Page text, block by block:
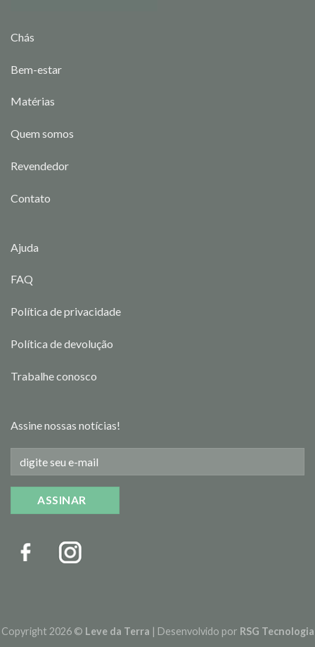
Chás
Bem-estar
Matérias
Quem somos
Revendedor
Contato
Ajuda
FAQ
Política de privacidade
Política de devolução
Trabalhe conosco
Assine nossas notícias!
Copyright 2026 © Leve da Terra | Desenvolvido por RSG Tecnologia